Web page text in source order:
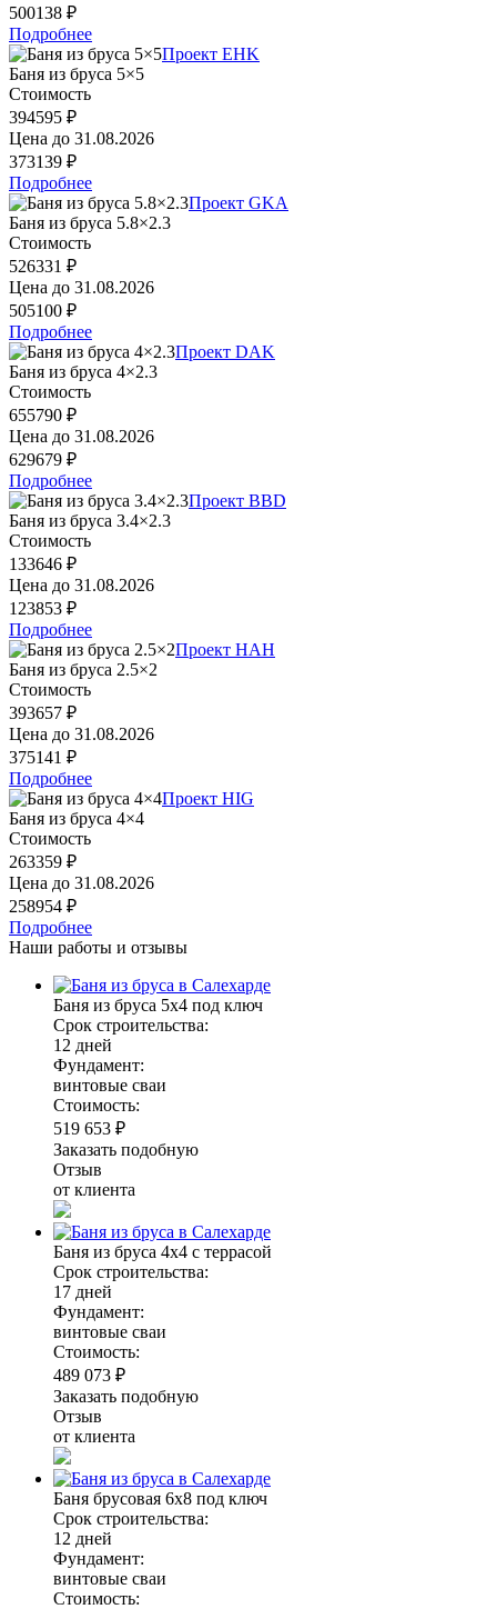
500138 ₽
Подробнее
Проект EHK
Баня из бруса 5×5
Стоимость
394595 ₽
Цена до 31.08.2026
373139 ₽
Подробнее
Проект GKA
Баня из бруса 5.8×2.3
Стоимость
526331 ₽
Цена до 31.08.2026
505100 ₽
Подробнее
Проект DAK
Баня из бруса 4×2.3
Стоимость
655790 ₽
Цена до 31.08.2026
629679 ₽
Подробнее
Проект BBD
Баня из бруса 3.4×2.3
Стоимость
133646 ₽
Цена до 31.08.2026
123853 ₽
Подробнее
Проект HAH
Баня из бруса 2.5×2
Стоимость
393657 ₽
Цена до 31.08.2026
375141 ₽
Подробнее
Проект HIG
Баня из бруса 4×4
Стоимость
263359 ₽
Цена до 31.08.2026
258954 ₽
Подробнее
Наши работы и отзывы
Баня из бруса 5х4 под ключ
Срок строительства:
12 дней
Фундамент:
винтовые сваи
Стоимость:
519 653 ₽
Заказать подобную
Отзыв
от клиента
Баня из бруса 4х4 с террасой
Срок строительства:
17 дней
Фундамент:
винтовые сваи
Стоимость:
489 073 ₽
Заказать подобную
Отзыв
от клиента
Баня брусовая 6х8 под ключ
Срок строительства:
12 дней
Фундамент:
винтовые сваи
Стоимость: